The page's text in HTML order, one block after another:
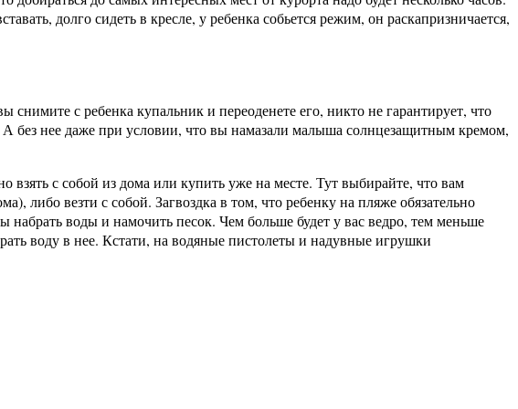
долго сидеть в кресле, у ребенка собьется режим, он раскапризничается,
с ребенка купальник и переоденете его, никто не гарантирует, что
без нее даже при условии, что вы намазали малыша солнцезащитным кремом,
взять с собой из дома или купить уже на месте. Тут выбирайте, что вам
либо везти с собой. Загвоздка в том, что ребенку на пляже обязательно
набрать воды и намочить песок. Чем больше будет у вас ведро, тем меньше
воду в нее. Кстати, на водяные пистолеты и надувные игрушки